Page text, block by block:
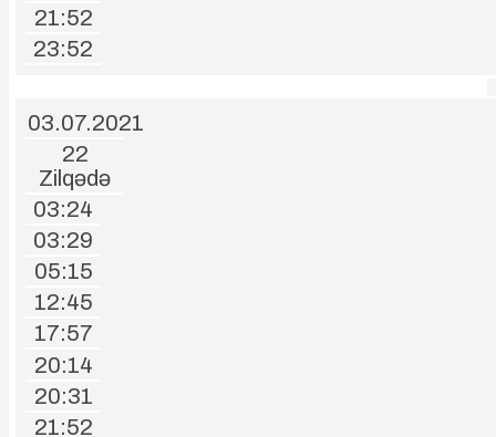
21:52
23:52
03.07.2021
22
Zilqədə
03:24
03:29
05:15
12:45
17:57
20:14
20:31
21:52